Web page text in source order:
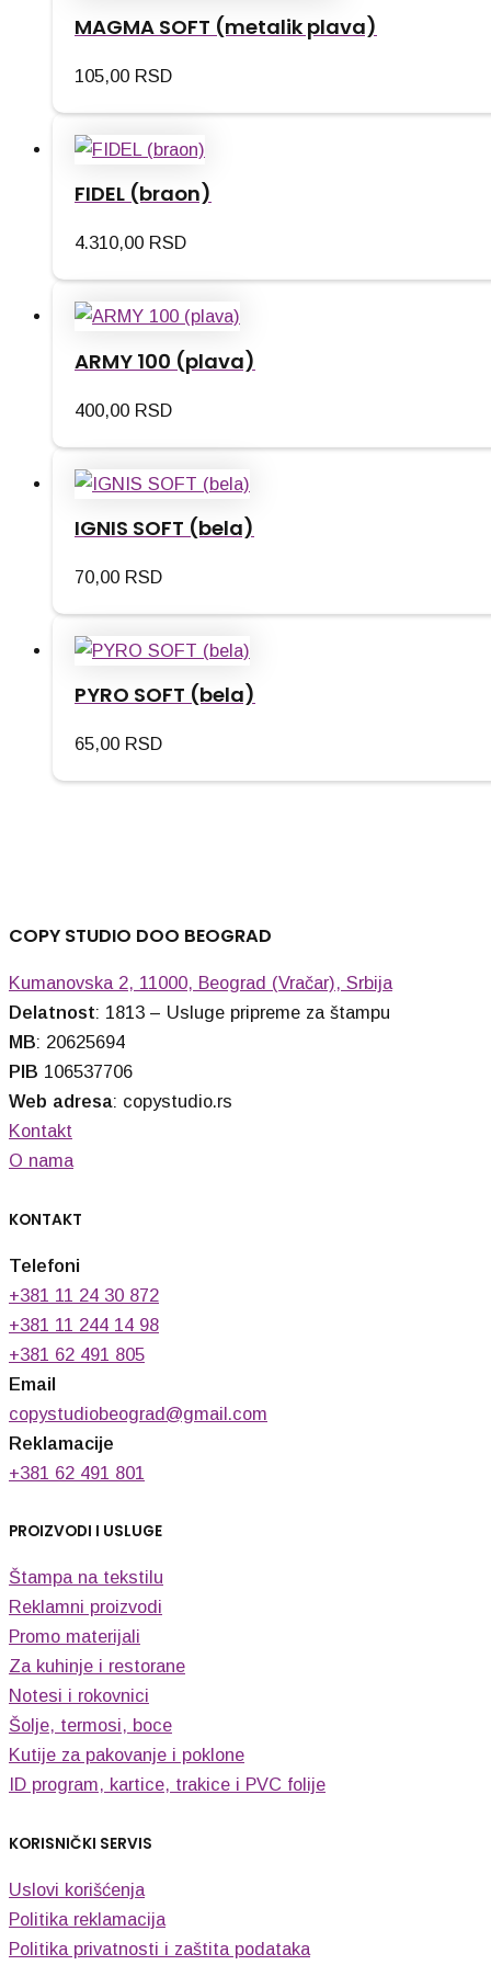
MAGMA SOFT (metalik plava)
105,00 RSD
FIDEL (braon)
4.310,00 RSD
ARMY 100 (plava)
400,00 RSD
IGNIS SOFT (bela)
70,00 RSD
PYRO SOFT (bela)
65,00 RSD
COPY STUDIO DOO BEOGRAD
Kumanovska 2, 11000, Beograd (Vračar), Srbija
Delatnost: 1813 – Usluge pripreme za štampu
MB: 20625694
PIB 106537706
Web adresa: copystudio.rs
Kontakt
O nama
KONTAKT
Telefoni
+381 11 24 30 872
+381 11 244 14 98
+381 62 491 805
Email
copystudiobeograd@gmail.com
Reklamacije
+381 62 491 801
PROIZVODI I USLUGE
Štampa na tekstilu
Reklamni proizvodi
Promo materijali
Za kuhinje i restorane
Notesi i rokovnici
Šolje, termosi, boce
Kutije za pakovanje i poklone
ID program, kartice, trakice i PVC folije
KORISNIČKI SERVIS
Uslovi korišćenja
Politika reklamacija
Politika privatnosti i zaštita podataka